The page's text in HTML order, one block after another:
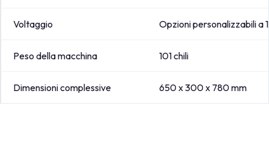
Voltaggio Opzioni personalizzabili a
Peso della macchina 101 chili
Dimensioni complessive 650 x 300 x 780 mm